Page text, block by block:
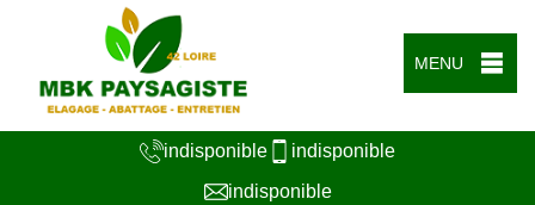
MENU
indisponible
indisponible
indisponible